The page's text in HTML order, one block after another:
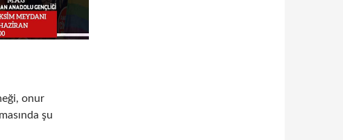
onur
şu